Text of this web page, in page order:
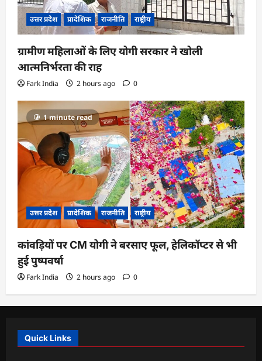
उत्तर प्रदेश प्रादेशिक राजनीति राष्ट्रीय
ग्रामीण महिलाओं के लिए योगी सरकार ने खोली
आत्मनिर्भरता की राह
Fark India 2 hours ago 0
1 minute read
उत्तर प्रदेश प्रादेशिक राजनीति राष्ट्रीय
कांवड़ियों पर CM योगी ने बरसाए फूल, हेलिकॉप्टर से भी
हुई पुष्पवर्षा
Fark India 2 hours ago 0
Quick Links